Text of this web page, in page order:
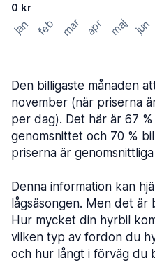
0 kr
jan feb mar apr maj jun
Den billigaste månaden
november (när priserna
per dag). Det här är 67
genomsnittet och 70 %
priserna är
Denna information kan
lågsäsongen. Men det är
Hur mycket din hyrbil
vilken typ av fordon du
och hur långt i förväg du